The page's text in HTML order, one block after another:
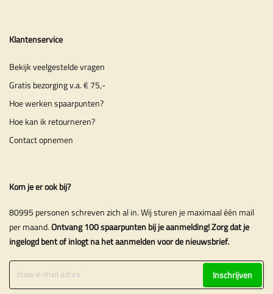
Klantenservice
Bekijk veelgestelde vragen
Gratis bezorging v.a. € 75,-
Hoe werken spaarpunten?
Hoe kan ik retourneren?
Contact opnemen
Kom je er ook bij?
80995 personen schreven zich al in. Wij sturen je maximaal één mail
per maand.Ontvang 100 spaarpunten bij je aanmelding! Zorg dat je
ingelogd bent of inlogt na het aanmelden voor de nieuwsbrief.
Inschrijven